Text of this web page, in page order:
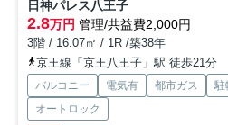
日神パレス八王子
2.8万円 管理/共益費2,000円
3階 / 16.07㎡ / 1R /築38年
京王線「京王八王子」駅 徒歩21分
バルコニー 電気有 都市ガス 駐
オートロック